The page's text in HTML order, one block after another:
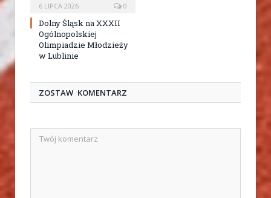
6 LIPCA 2026 0
Dolny Śląsk na XXXII
Ogólnopolskiej
Olimpiadzie Młodzieży
w Lublinie
ZOSTAW KOMENTARZ